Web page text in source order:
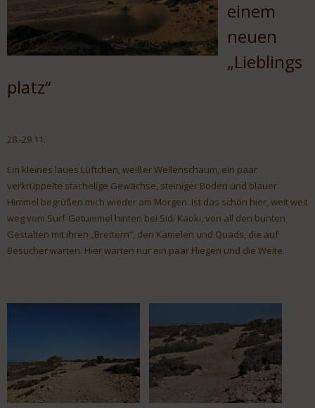
einem
neuen
„Lieblings
platz“
28.-29.11.
Ein kleines laues Lüftchen, weißer Wellenschaum, ein paar
verkrüppelte stachelige Gewächse, steiniger Boden und blauer
Himmel begrüßen mich wieder am Morgen. Ist das schön hier, weit weit
weg vom Surf-Getummel hinten bei Sidi Kaoki, von all den bunten
Gestalten mit ihren „Brettern“, den Kamelen und Quads, die auf
Besucher warten. Hier warten nur ein paar Fliegen und die Weite.